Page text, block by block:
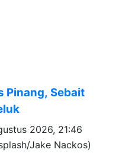
Pinang, Sebait
2026, 21:46